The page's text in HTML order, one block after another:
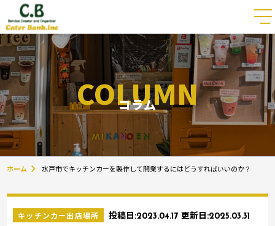
COLUMN
コラム
ホーム 水戸市でキッチンカーを製作して開業するにはどうすればいいのか？
キッチンカー出店場所 投稿日:2023.04.17 更新日:2025.03.31